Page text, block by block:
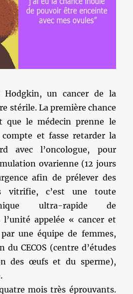
Hodgkin, un cancer de la
stérile. La première chance
que le médecin prenne le
et fasse retarder la
avec l’oncologue, pour
ovarienne (12 jours
afin de prélever des
vitrifie, c’est une toute
ultra-rapide de
l’unité appelée « cancer et
une équipe de femmes,
du CECOS (centre d’études
des œufs et du sperme),
mois très éprouvants.